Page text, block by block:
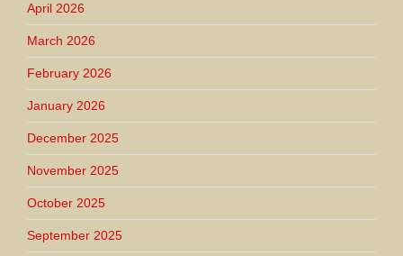
April 2026
March 2026
February 2026
January 2026
December 2025
November 2025
October 2025
September 2025